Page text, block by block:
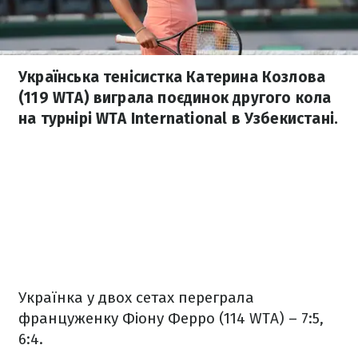
Українська тенісистка Катерина Козлова
(119 WTA) виграла поєдинок другого кола
на турнірі WTA International в Узбекистані.
Українка у двох сетах переграла
француженку Фіону Ферро (114 WTA) – 7:5,
6:4.